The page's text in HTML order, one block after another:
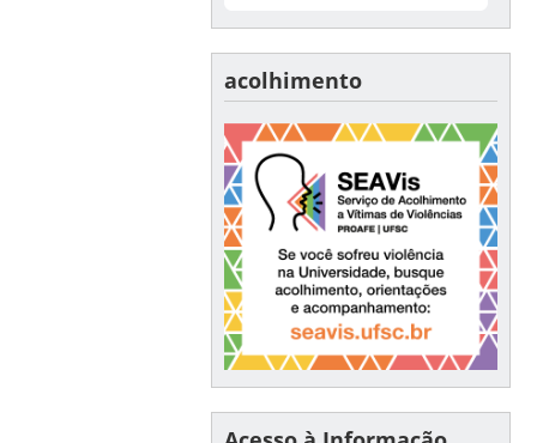
acolhimento